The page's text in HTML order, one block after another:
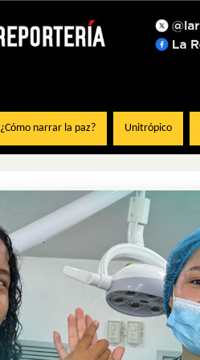
¿Cómo narrar la paz? Unitrópico